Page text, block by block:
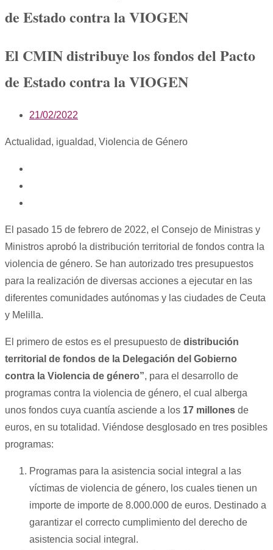
de Estado contra la VIOGEN
El CMIN distribuye los fondos del Pacto
de Estado contra la VIOGEN
21/02/2022
Actualidad, igualdad, Violencia de Género
El pasado 15 de febrero de 2022, el Consejo de Ministras y
Ministros aprobó la distribución territorial de fondos contra la
violencia de género. Se han autorizado tres presupuestos
para la realización de diversas acciones a ejecutar en las
diferentes comunidades autónomas y las ciudades de Ceuta
y Melilla.
El primero de estos es el presupuesto de distribución
territorial de fondos de la Delegación del Gobierno
contra la Violencia de género”, para el desarrollo de
programas contra la violencia de género, el cual alberga
unos fondos cuya cuantía asciende a los 17 millones de
euros, en su totalidad. Viéndose desglosado en tres posibles
programas:
Programas para la asistencia social integral a las
víctimas de violencia de género, los cuales tienen un
importe de importe de 8.000.000 de euros. Destinado a
garantizar el correcto cumplimiento del derecho de
asistencia social integral.